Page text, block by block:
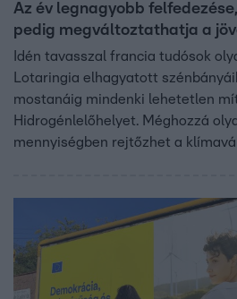
Az év legnagyobb
pedig megváltoztathatja a
Idén tavasszal francia tudósok
Lotaringia elhagyatott
mostanáig mindenki lehetetlen
Hidrogénlelőhelyet. Méghozzá
mennyiségben rejtőzhet a
jelentőségére azonban csak az év
felfigyelni.